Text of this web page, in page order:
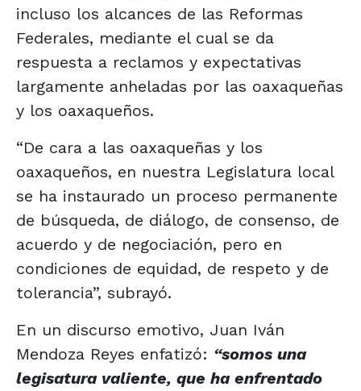
incluso los alcances de las Reformas
Federales, mediante el cual se da
respuesta a reclamos y expectativas
largamente anheladas por las oaxaqueñas
y los oaxaqueños.
“De cara a las oaxaqueñas y los
oaxaqueños, en nuestra Legislatura local
se ha instaurado un proceso permanente
de búsqueda, de diálogo, de consenso, de
acuerdo y de negociación, pero en
condiciones de equidad, de respeto y de
tolerancia”, subrayó.
En un discurso emotivo, Juan Iván
Mendoza Reyes enfatizó: “somos una
legisatura valiente, que ha enfrentado